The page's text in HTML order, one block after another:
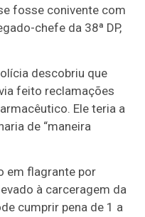
fosse conivente com
chefe da 38ª DP,
descobriu que
feito reclamações
Ele teria a
de “maneira
em flagrante por
à carceragem da
cumprir pena de 1 a